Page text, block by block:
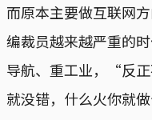
而原本主要做互联网
编裁员越来越严重的
导航、重工业，“反
就没错，什么火你就